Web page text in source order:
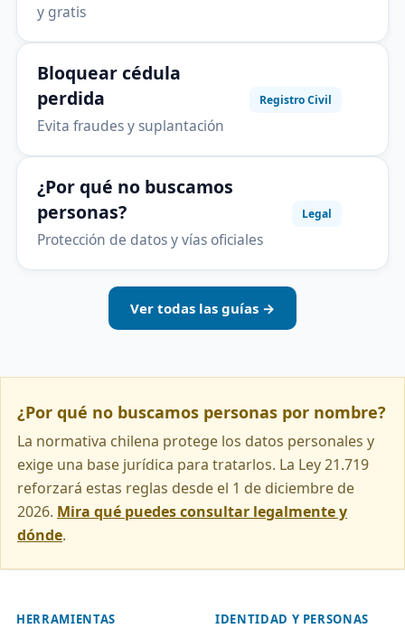
y gratis
Bloquear cédula
perdida
Evita fraudes y suplantación
Registro Civil
¿Por qué no buscamos
personas?
Protección de datos y vías oficiales
Legal
Ver todas las guías →
¿Por qué no buscamos personas por nombre?
La normativa chilena protege los datos personales y
exige una base jurídica para tratarlos. La Ley 21.719
reforzará estas reglas desde el 1 de diciembre de
2026. Mira qué puedes consultar legalmente y
dónde.
HERRAMIENTAS IDENTIDAD Y PERSONAS